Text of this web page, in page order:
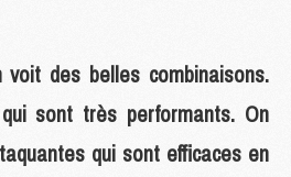
des belles combinaisons.
sont très performants. On
qui sont efficaces en